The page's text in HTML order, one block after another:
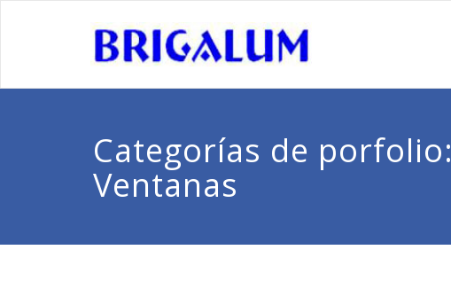
Categorías de porfolio:
Ventanas